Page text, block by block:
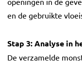
en de gebruikte
Stap 3: Analyse in
De verzamelde